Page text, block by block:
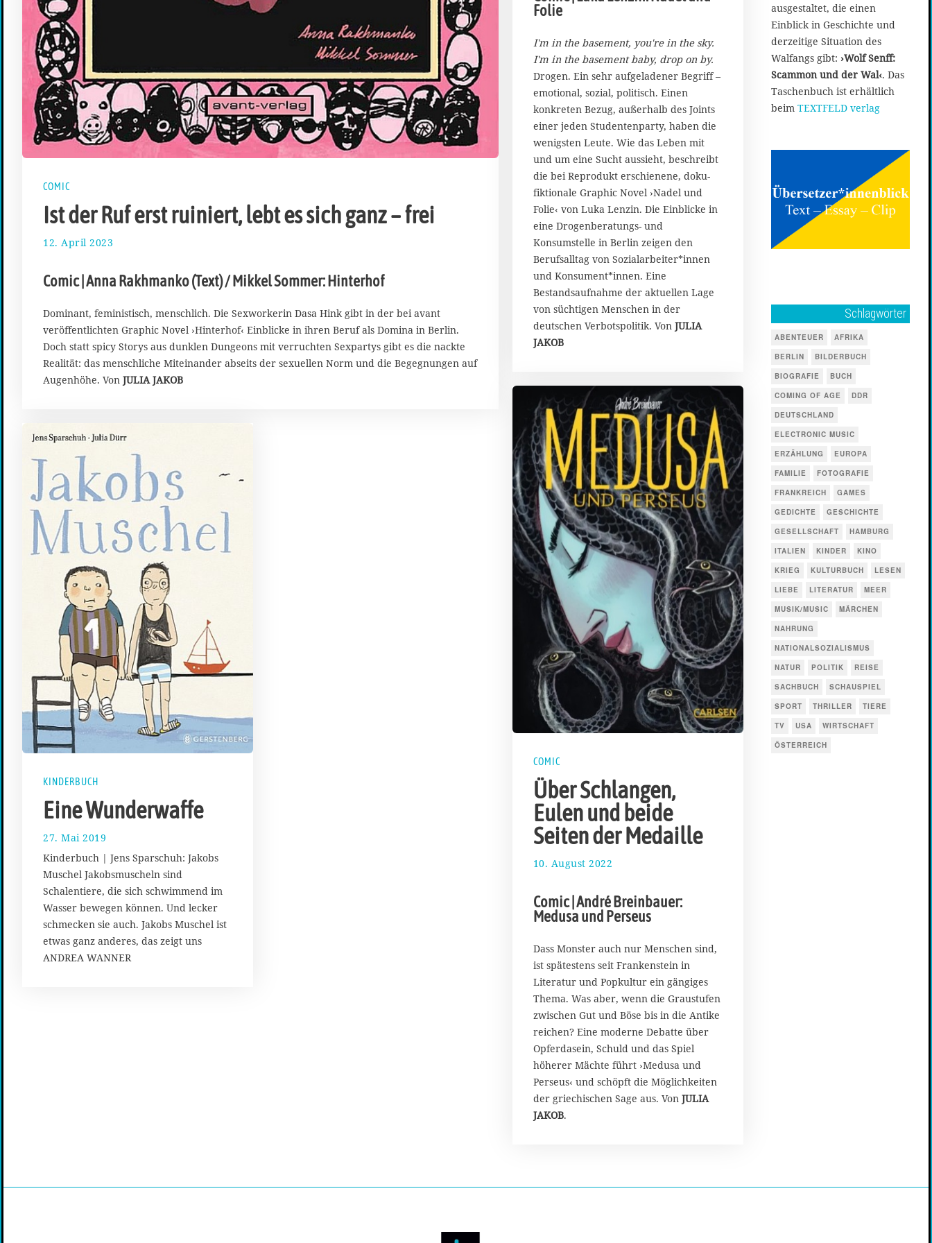
COMIC
Ist der Ruf erst ruiniert, lebt es sich ganz – frei
12. April 2023
A
r
i
2
0
2
Comic | Anna Rakhmanko (Text) / Mikkel Sommer: Hinterhof
Dominant, feministisch, menschlich. Die Sexworkerin Dasa Hink gibt in der bei avant
veröffentlichten Graphic Novel ›Hinterhof‹ Einblicke in ihren Beruf als Domina in Berlin.
Doch statt spicy Storys aus dunklen Dungeons mit verruchten Sexpartys gibt es die nackte
Realität: das menschliche Miteinander abseits der sexuellen Norm und die Begegnungen auf
Augenhöhe. Von JULIA JAKOB
i
l
0
2
3
Folie
I'm in the basement, you're in the sky.
I'm in the basement baby, drop on by.
Drogen. Ein sehr aufgeladener Begriff –
emotional, sozial, politisch. Einen
konkreten Bezug, außerhalb des Joints
einer jeden Studentenparty, haben die
wenigsten Leute. Wie das Leben mit
und um eine Sucht aussieht, beschreibt
die bei Reprodukt erschienene, doku-
fiktionale Graphic Novel ›Nadel und
Folie‹ von Luka Lenzin. Die Einblicke in
eine Drogenberatungs- und
Konsumstelle in Berlin zeigen den
Berufsalltag von Sozialarbeiter*innen
und Konsument*innen. Eine
Bestandsaufnahme der aktuellen Lage
von süchtigen Menschen in der
deutschen Verbotspolitik. Von JULIA
JAKOB
COMIC
Über Schlangen,
Eulen und beide
Seiten der Medaille
10. August 2022
A
p
i
0
2
3
Comic | André Breinbauer:
Medusa und Perseus
Dass Monster auch nur Menschen sind,
ist spätestens seit Frankenstein in
Literatur und Popkultur ein gängiges
Thema. Was aber, wenn die Graustufen
zwischen Gut und Böse bis in die Antike
reichen? Eine moderne Debatte über
Opferdasein, Schuld und das Spiel
höherer Mächte führt ›Medusa und
Perseus‹ und schöpft die Möglichkeiten
der griechischen Sage aus. Von JULIA
JAKOB.
KINDERBUCH
Eine Wunderwaffe
27. Mai 2019
0
M
a
i
2
1
9
Kinderbuch | Jens Sparschuh: Jakobs
Muschel Jakobsmuscheln sind
Schalentiere, die sich schwimmend im
Wasser bewegen können. Und lecker
schmecken sie auch. Jakobs Muschel ist
etwas ganz anderes, das zeigt uns
ANDREA WANNER
ausgestaltet, die einen
Einblick in Geschichte und
derzeitige Situation des
Walfangs gibt: ›Wolf Senff:
Scammon und der Wal‹. Das
Taschenbuch ist erhältlich
beim TEXTFELD verlag
Schlagwörter
ABENTEUER
AFRIKA
BERLIN
BILDERBUCH
BIOGRAFIE
BUCH
COMING OF AGE
DDR
DEUTSCHLAND
ELECTRONIC MUSIC
ERZÄHLUNG
EUROPA
FAMILIE
FOTOGRAFIE
FRANKREICH
GAMES
GEDICHTE
GESCHICHTE
GESELLSCHAFT
HAMBURG
ITALIEN
KINDER
KINO
KRIEG
KULTURBUCH
LESEN
LIEBE
LITERATUR
MEER
MUSIK/MUSIC
MÄRCHEN
NAHRUNG
NATIONALSOZIALISMUS
NATUR
POLITIK
REISE
SACHBUCH
SCHAUSPIEL
SPORT
THRILLER
TIERE
TV
USA
WIRTSCHAFT
ÖSTERREICH